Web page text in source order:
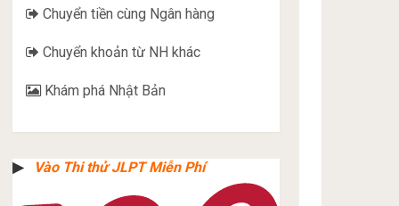
Chuyển tiền cùng Ngân hàng
Chuyển khoản từ NH khác
Khám phá Nhật Bản
▶︎ Vào Thi thử JLPT Miễn Phí